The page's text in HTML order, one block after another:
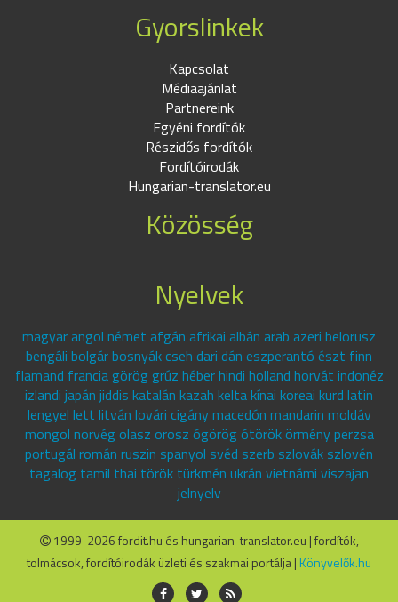
Gyorslinkek
Kapcsolat
Médiaajánlat
Partnereink
Egyéni fordítók
Részidős fordítók
Fordítóirodák
Hungarian-translator.eu
Közösség
Nyelvek
magyar angol német afgán afrikai albán arab azeri belorusz
bengáli bolgár bosnyák cseh dari dán eszperantó észt finn
flamand francia görög grúz héber hindi holland horvát indonéz
izlandi japán jiddis katalán kazah kelta kínai koreai kurd latin
lengyel lett litván lovári cigány macedón mandarin moldáv
mongol norvég olasz orosz ógörög ótörök örmény perzsa
portugál román ruszin spanyol svéd szerb szlovák szlovén
tagalog tamil thai török türkmén ukrán vietnámi viszajan
jelnyelv
1999-2026 fordit.hu és hungarian-translator.eu | fordítók,
tolmácsok, fordítóirodák üzleti és szakmai portálja | Könyvelők.hu